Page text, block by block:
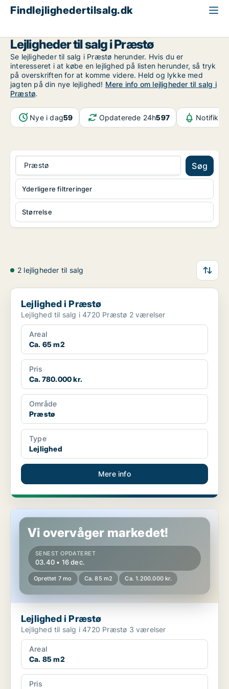
Findlejlighedertilsalg.dk
Lejligheder til salg i Præstø
Se lejligheder til salg i Præstø herunder. Hvis du er
interesseret i at købe en lejlighed på listen herunder, så tryk
på overskriften for at komme videre. Held og lykke med
jagten på din nye lejlighed! Mere info om lejligheder til salg i
Præstø.
Nye i dag59 Opdaterede 24h597
Præstø Søg
Størrelse
Yderligere filtreringer
2 lejligheder til salg
Lejlighed i Præstø
Lejlighed i Præstø
Lejlighed til salg i 4720 Præstø 2 værelser
Areal
Ca. 65 m2
Pris
Ca. 780.000 kr.
Område
Præstø
Type
Lejlighed
Mere info
Lejlighed i Præstø
Vi overvåger markedet!
SENEST OPDATERET
03.40 • 16 dec.
Oprettet 7 mo Ca. 85 m2 Ca. 1.200.000 kr.
Lejlighed i Præstø
Lejlighed til salg i 4720 Præstø 3 værelser
Areal
Ca. 85 m2
Pris